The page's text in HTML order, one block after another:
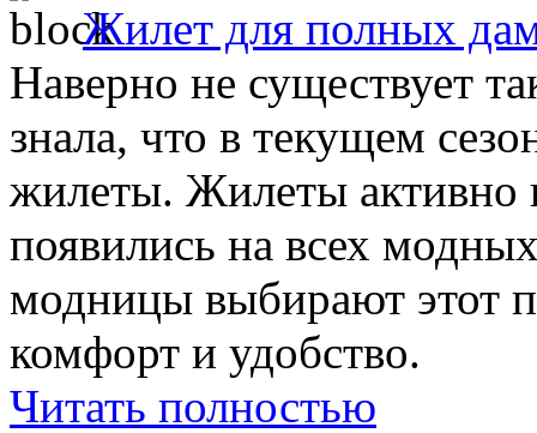
Жилет для полных
Наверно не существует
знала, что в текущем
жилеты. Жилеты активно
появились на всех
модницы выбирают этот
комфорт и удобство.
Читать полностью